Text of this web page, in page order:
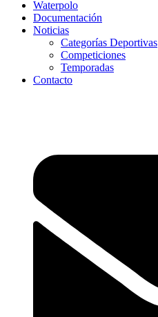
Waterpolo
Documentación
Noticias
Categorías Deportivas
Competiciones
Temporadas
Contacto